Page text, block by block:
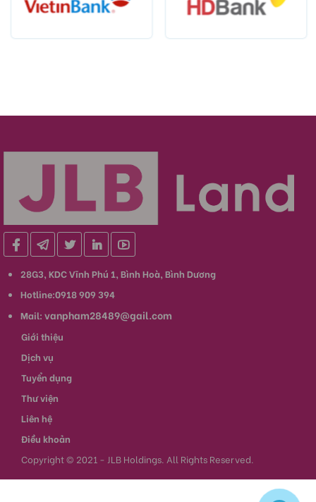
28G3, KDC Vĩnh Phú 1, Bình Hoà, Bình Dương
Hotline:0918 909 394
Mail: vanpham28489@gail.com
Giới thiệu
Dịch vụ
Tuyển dụng
Thư viện
Liên hệ
Điều khoản
Copyright © 2021 - JLB Holdings. All Rights Reserved.